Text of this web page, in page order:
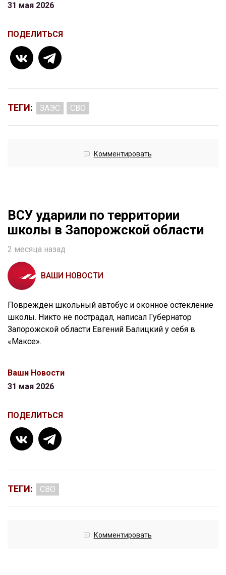
31 мая 2026
ПОДЕЛИТЬСЯ
ТЕГИ: ЗАЭС СВО
Комментировать
ВСУ ударили по территории
школы в Запорожской области
2 месяца назад
ВАШИ НОВОСТИ
Поврежден школьный автобус и оконное остекление
школы. Никто не пострадал, написал Губернатор
Запорожской области Евгений Балицкий у себя в
«Максе».
Ваши Новости
31 мая 2026
ПОДЕЛИТЬСЯ
ТЕГИ: СВО
Комментировать